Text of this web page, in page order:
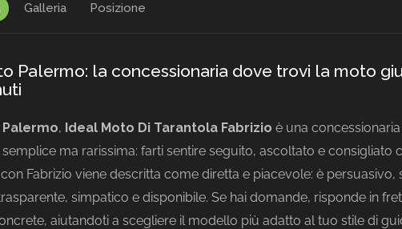
Galleria Posizione
Palermo: la concessionaria dove trovi la moto
Palermo, Ideal Moto Di Tarantola Fabrizio è una
ma rarissima: farti sentire seguito, ascoltato e consigliato
con Fabrizio viene descritta come diretta e piacevole: è persuasivo,
simpatico e disponibile. Se hai domande, risponde in
aiutandoti a scegliere il modello più adatto al tuo stile di